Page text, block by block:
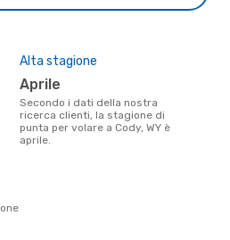
Alta stagione
aprile
Secondo i dati della nostra
ricerca clienti, la stagione di
punta per volare a Cody, WY è
aprile.